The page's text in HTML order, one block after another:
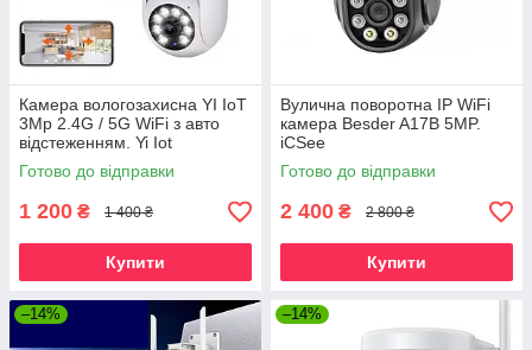
Камера вологозахисна YI IoT
3Mp 2.4G / 5G WiFi з авто
відстеженням. Yi Iot
Готово до відправки
1 200 ₴ 1 400 ₴
Купити
Вулична поворотна IP WiFi
камера Besder A17B 5MP.
iCSee
Готово до відправки
2 400 ₴ 2 800 ₴
Купити
–14% –14%